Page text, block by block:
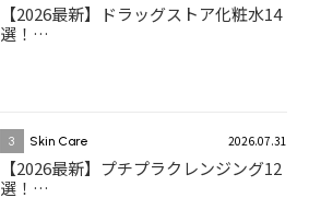
【2026最新】ドラッグストア化粧水14
選！…
3 Skin Care 2026.07.31
【2026最新】プチプラクレンジング12
選！…